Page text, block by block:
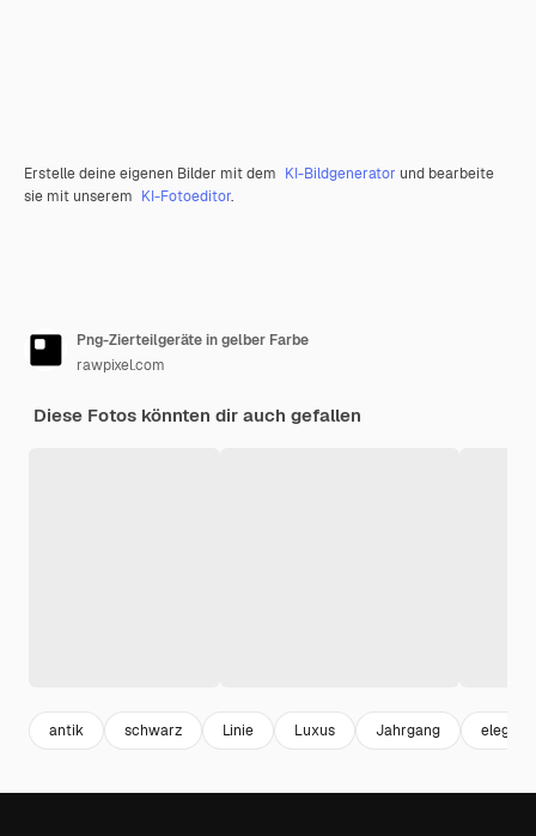
Erstelle deine eigenen Bilder mit dem KI-Bildgenerator und bearbeite
sie mit unserem KI-Fotoeditor.
Png-Zierteilgeräte in gelber Farbe
rawpixel.com
Diese Fotos könnten dir auch gefallen
antik schwarz Linie Luxus Jahrgang elegant